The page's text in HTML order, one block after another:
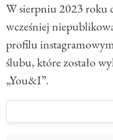
W sierpniu 2023 roku
wcześniej
profilu
ślubu, które zostało
„You&I”.